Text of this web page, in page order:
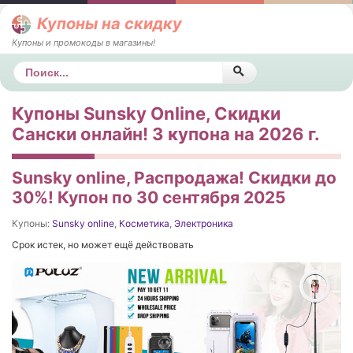
Купоны на скидку
Купоны и промокоды в магазины!
Поиск
Купоны Sunsky Online, Скидки
Сански онлайн! 3 купона на 2026 г.
Sunsky online, Распродажа! Скидки до
30%! Купон по 30 сентября 2025
Купоны: Sunsky online, Косметика, Электроника
Срок истек, но может ещё действовать